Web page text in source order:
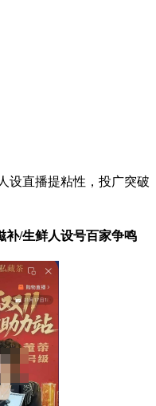
设直播提粘性，投广突破
补/生鲜人设号百家争鸣